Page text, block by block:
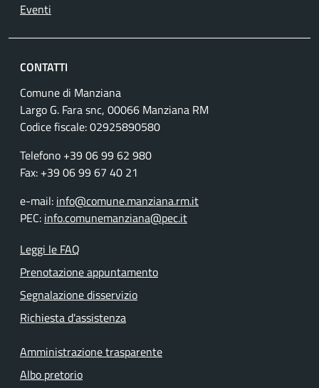
Eventi
CONTATTI
Comune di Manziana
Largo G. Fara snc, 00066 Manziana RM
Codice fiscale:02925890580
Telefono +39 06 99 62 980
Fax: +39 06 99 67 40 21
e-mail: info@comune.manziana.rm.it
PEC: info.comunemanziana@pec.it
Leggi le FAQ
Prenotazione appuntamento
Segnalazione disservizio
Richiesta d'assistenza
Amministrazione trasparente
Albo pretorio